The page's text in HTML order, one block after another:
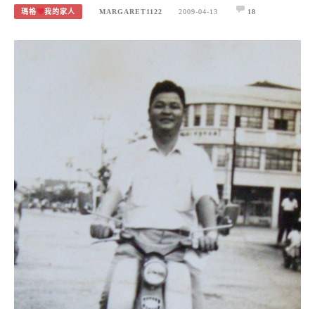
瑪格 我的家人 MARGARET1122 2009-04-13 18